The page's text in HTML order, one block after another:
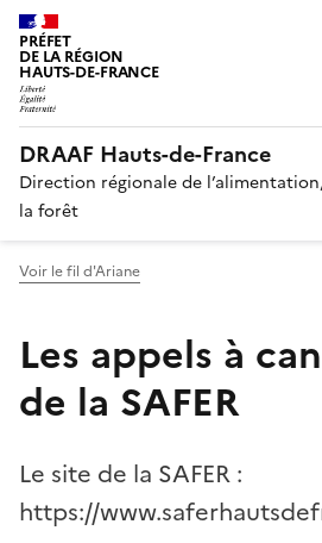
PRÉFET
DE LA RÉGION
HAUTS-DE-FRANCE
DRAAF Hauts-de-France
Direction régionale de
la forêt
Voir le fil d'Ariane
Les appels à
de la SAFER
Le site de la SAFER :
https://